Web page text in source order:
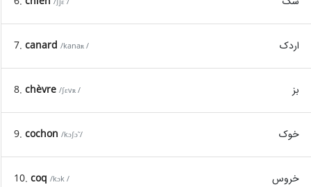
7. canard /kanaʀ / اردک
8. chèvre /ʃɛvʀ / بز
9. cochon /kɔʃɔ̃ / خوک
10. coq /kɔk / خروس